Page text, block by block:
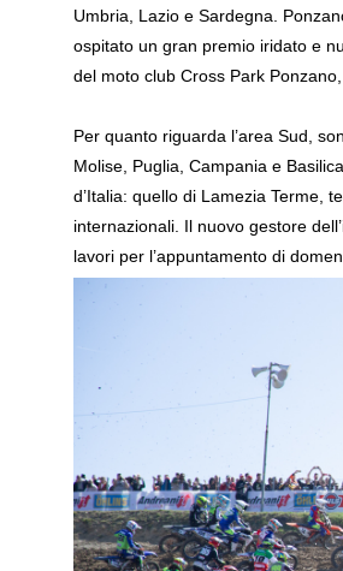
Umbria, Lazio e Sardegna.
ospitato un gran premio iridato e
del moto club Cross Park
Per quanto riguarda l’area Sud,
Molise, Puglia, Campania e
d’Italia: quello di Lamezia Terme,
internazionali. Il nuovo gestore
lavori per l’appuntamento di